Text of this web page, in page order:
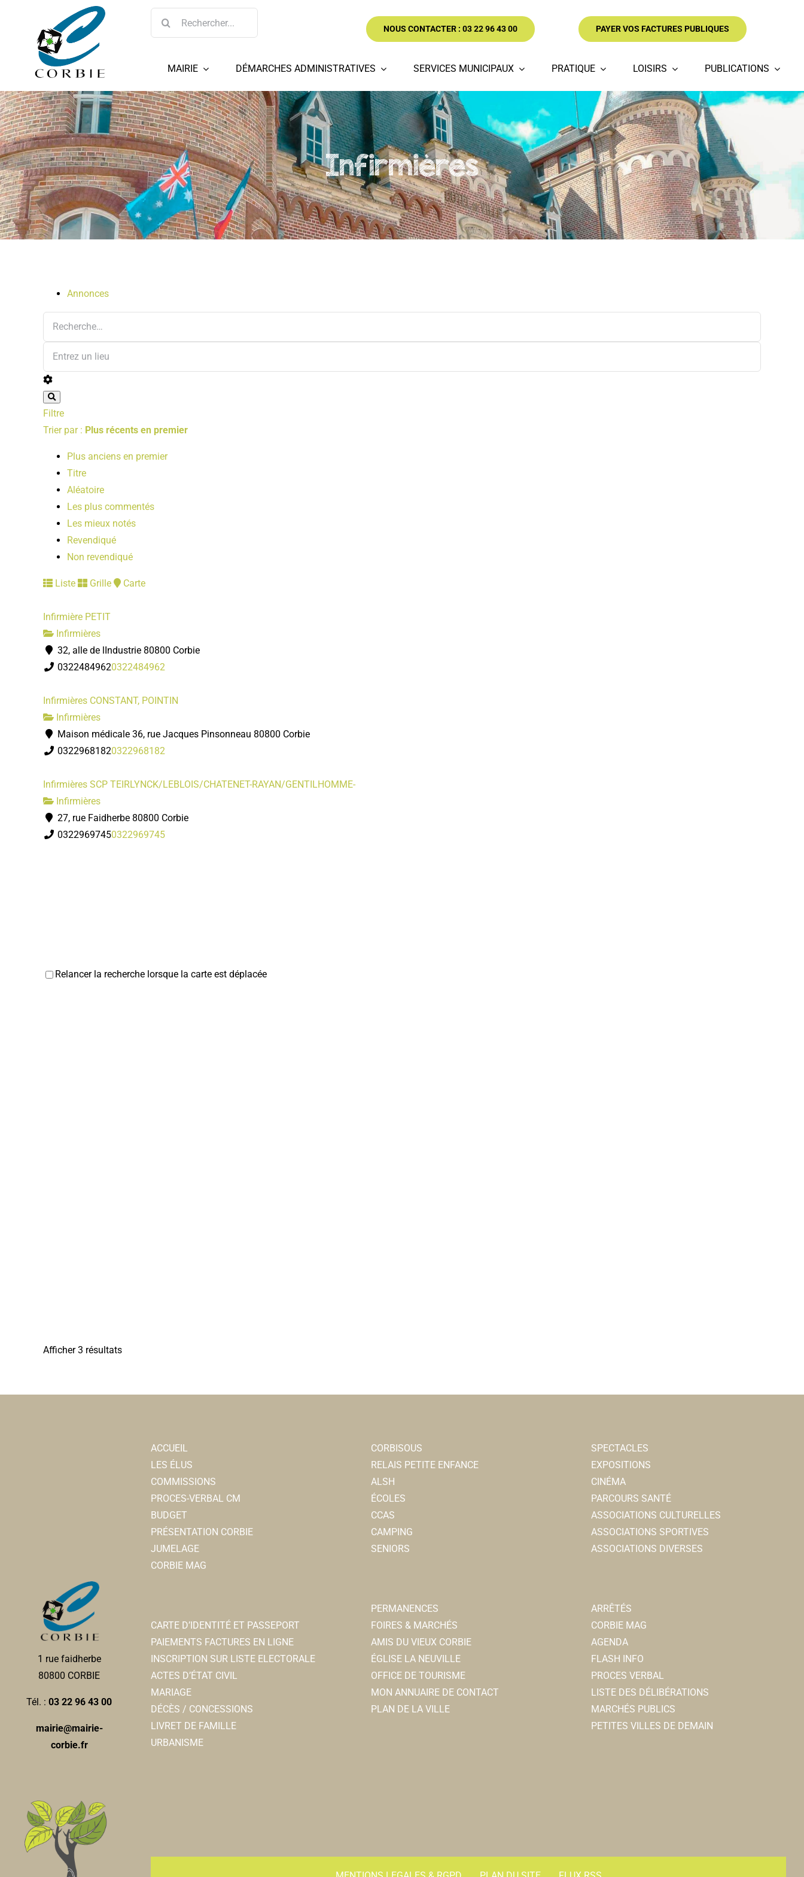
Rechercher:
NOUS CONTACTER : 03 22 96 43 00 PAYER VOS FACTURES PUBLIQUES
MAIRIE DÉMARCHES ADMINISTRATIVES SERVICES MUNICIPAUX PRATIQUE LOISIRS PUBLICATIONS
Infirmières
Annonces
Filtre
Trier par : Plus récents en premier
Plus anciens en premier
Titre
Aléatoire
Les plus commentés
Les mieux notés
Revendiqué
Non revendiqué
Liste Grille Carte
Infirmière PETIT
Infirmières
32, alle de lIndustrie 80800 Corbie
03224849620322484962
Infirmières CONSTANT, POINTIN
Infirmières
Maison médicale 36, rue Jacques Pinsonneau 80800 Corbie
03229681820322968182
Infirmières SCP TEIRLYNCK/LEBLOIS/CHATENET-RAYAN/GENTILHOMME-
Infirmières
27, rue Faidherbe 80800 Corbie
03229697450322969745
Relancer la recherche lorsque la carte est déplacée
Afficher 3 résultats
1 rue faidherbe
80800 CORBIE
Tél. :03 22 96 43 00
mairie@mairie-
corbie.fr
ACCUEIL
LES ÉLUS
COMMISSIONS
PROCES-VERBAL CM
BUDGET
PRÉSENTATION CORBIE
JUMELAGE
CORBIE MAG
CARTE D’IDENTITÉ ET PASSEPORT
PAIEMENTS FACTURES EN LIGNE
INSCRIPTION SUR LISTE ELECTORALE
ACTES D’ÉTAT CIVIL
MARIAGE
DÉCÈS / CONCESSIONS
LIVRET DE FAMILLE
URBANISME
CORBISOUS
RELAIS PETITE ENFANCE
ALSH
ÉCOLES
CCAS
CAMPING
SENIORS
PERMANENCES
FOIRES & MARCHÉS
AMIS DU VIEUX CORBIE
ÉGLISE LA NEUVILLE
OFFICE DE TOURISME
MON ANNUAIRE DE CONTACT
PLAN DE LA VILLE
SPECTACLES
EXPOSITIONS
CINÉMA
PARCOURS SANTÉ
ASSOCIATIONS CULTURELLES
ASSOCIATIONS SPORTIVES
ASSOCIATIONS DIVERSES
ARRÊTÉS
CORBIE MAG
AGENDA
FLASH INFO
PROCES VERBAL
LISTE DES DÉLIBÉRATIONS
MARCHÉS PUBLICS
PETITES VILLES DE DEMAIN